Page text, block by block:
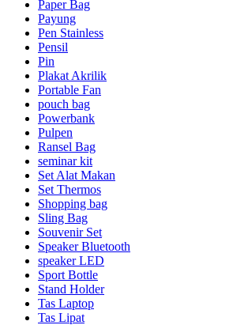
Paper Bag
Payung
Pen Stainless
Pensil
Pin
Plakat Akrilik
Portable Fan
pouch bag
Powerbank
Pulpen
Ransel Bag
seminar kit
Set Alat Makan
Set Thermos
Shopping bag
Sling Bag
Souvenir Set
Speaker Bluetooth
speaker LED
Sport Bottle
Stand Holder
Tas Laptop
Tas Lipat